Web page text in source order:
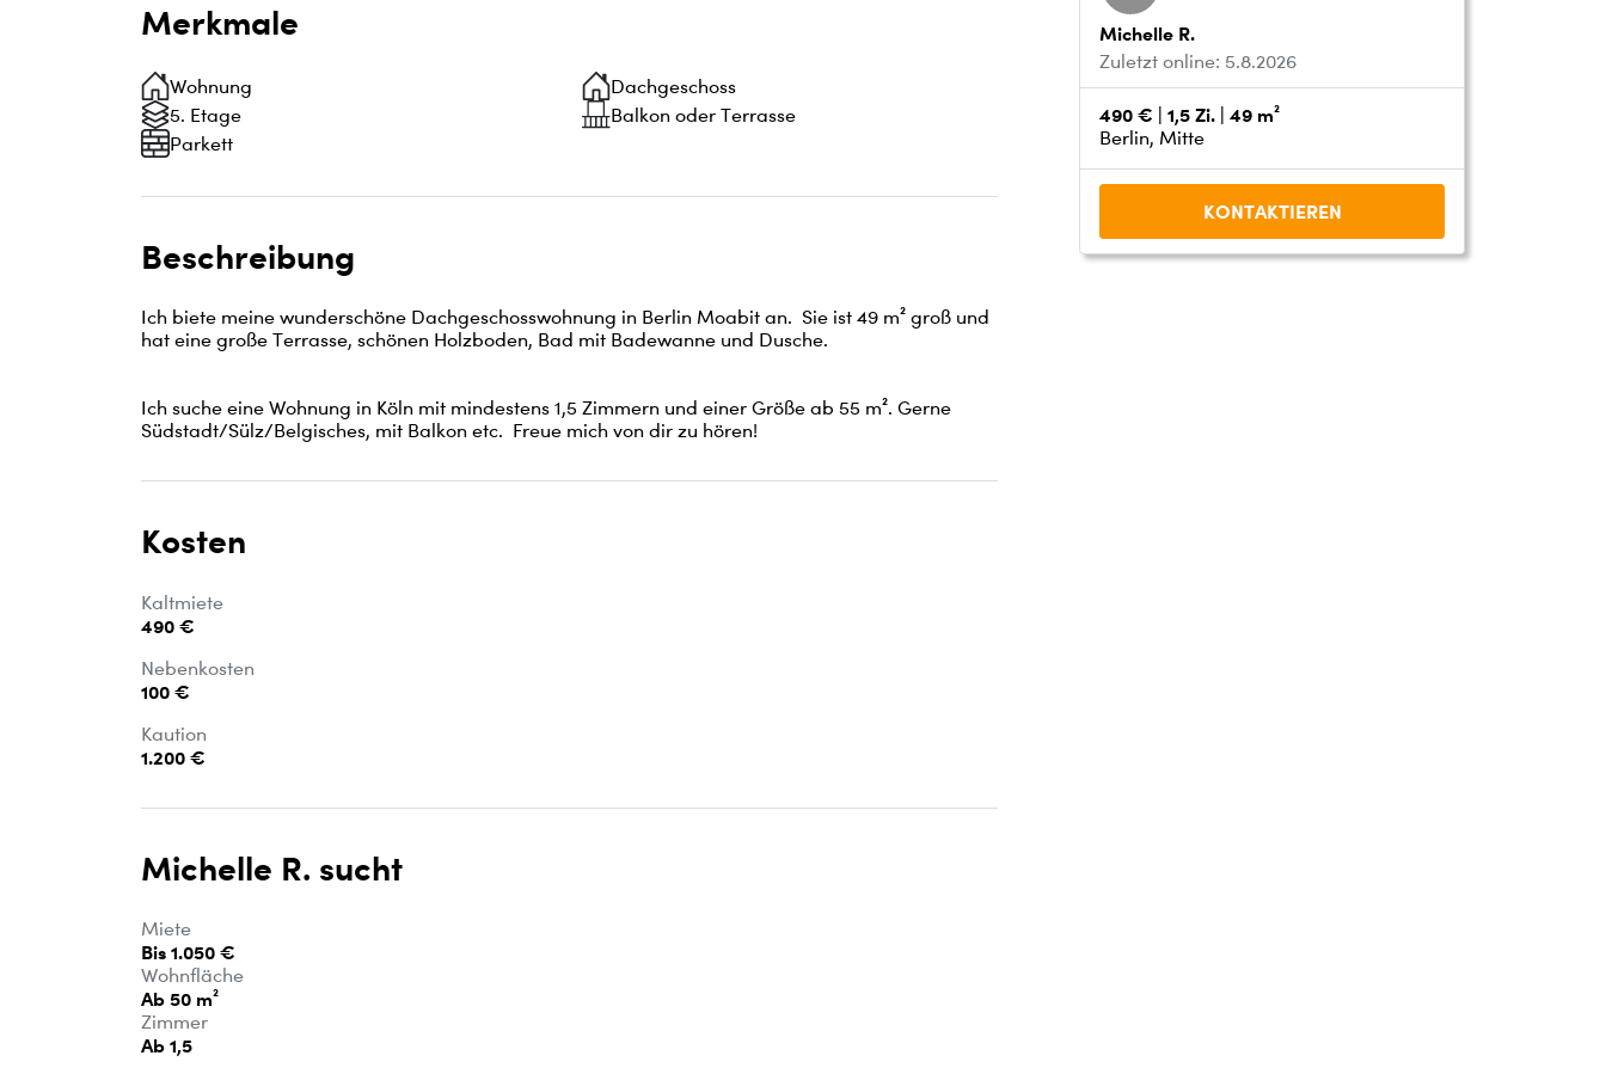
Merkmale
Wohnung
5. Etage
Parkett
Dachgeschoss
Balkon oder Terrasse
Beschreibung
Ich biete meine wunderschöne Dachgeschosswohnung in Berlin Moabit an.  Sie ist 49 m² groß und
hat eine große Terrasse, schönen Holzboden, Bad mit Badewanne und Dusche.
Ich suche eine Wohnung in Köln mit mindestens 1,5 Zimmern und einer Größe ab 55 m². Gerne
Südstadt/Sülz/Belgisches, mit Balkon etc.  Freue mich von dir zu hören!
Kosten
Kaltmiete
490 €
Nebenkosten
100 €
Kaution
1.200 €
Michelle R. sucht
Miete
Bis 1.050 €
Wohnfläche
Ab 50 m²
Zimmer
Ab 1,5
Michelle R.
Zuletzt online: 5.8.2026
490 € | 1,5 Zi. | 49 m²
Berlin, Mitte
KONTAKTIEREN